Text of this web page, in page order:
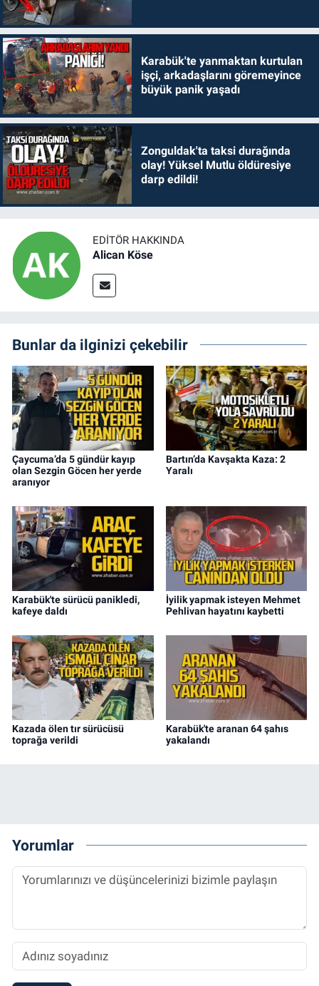
Karabük'te yanmaktan kurtulan
işçi, arkadaşlarını göremeyince
büyük panik yaşadı
Zonguldak'ta taksi durağında
olay! Yüksel Mutlu öldüresiye
darp edildi!
EDITÖR HAKKINDA
Alican Köse
Bunlar da ilginizi çekebilir
Çaycuma’da 5 gündür kayıp
olan Sezgin Göcen her yerde
aranıyor
Bartın’da Kavşakta Kaza: 2
Yaralı
Karabük'te sürücü panikledi,
kafeye daldı
İyilik yapmak isteyen Mehmet
Pehlivan hayatını kaybetti
Kazada ölen tır sürücüsü
toprağa verildi
Karabük'te aranan 64 şahıs
yakalandı
Yorumlar